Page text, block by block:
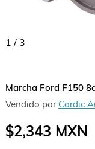
1 / 3
Marcha Ford F150
Vendido por Cardic
$2,343 MXN